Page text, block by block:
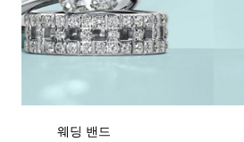
웨딩 밴드